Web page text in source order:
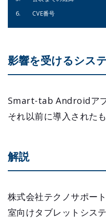
CVE番号
影響を受けるシス
Smart-tab Androidア
それ以前に導入されたも
解説
株式会社テクノサポー
室向けタブレットシス